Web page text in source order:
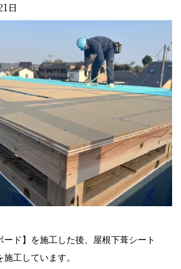
日
ード】を施工した後、屋根下葺シート
施工しています。